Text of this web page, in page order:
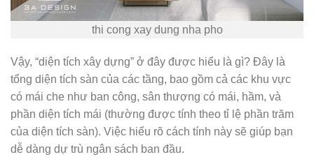
thi cong xay dung nha pho
Vậy, “diện tích xây dựng” ở đây được hiểu là gì? Đây là
tổng diện tích sàn của các tầng, bao gồm cả các khu vực
có mái che như ban công, sân thượng có mái, hầm, và
phần diện tích mái (thường được tính theo tỉ lệ phần trăm
của diện tích sàn). Việc hiểu rõ cách tính này sẽ giúp bạn
dễ dàng dự trù ngân sách ban đầu.